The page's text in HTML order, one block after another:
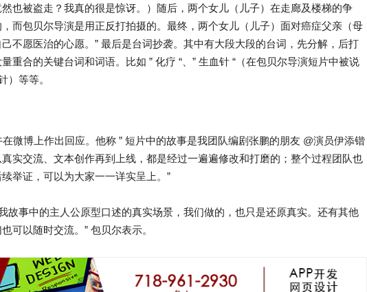
也被盗走？我真的很是惊讶。）随后，两个女儿（儿子）在走廊及楼梯的争
而包贝尔导演是用正反打拍摄的。最终，两个女儿（儿子）面对癌症父亲（母
不愿医治的心愿。” 最后是台词抄袭。其中有大段大段的台词，先分解，后打
重合的关键台词和词语。比如 ” 化疗 “、” 生血针 “（在包贝尔导演短片中被说
）等等。
微博上作出回应。他称 ” 短片中的故事是我团队编剧张鹏的朋友 @演员伊添锴
实交流、文本创作再到上线，都是经过一遍遍修改和打磨的；整个过程团队也
举证，可以为大家一一详实呈上。”
故事中的主人公原型口述的真实场景，我们做的，也只是还原真实。还有其他
可以随时交流。” 包贝尔表示。